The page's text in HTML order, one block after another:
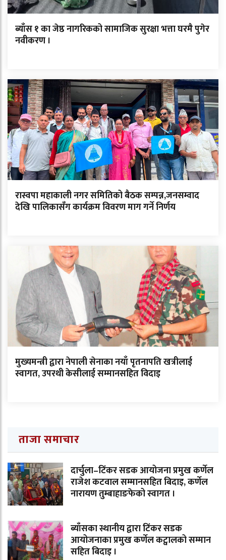
ब्याँस १ का जेष्ठ नागरिकको सामाजिक सुरक्षा भत्ता घरमै पुगेर
नवीकरण ।
रास्वपा महाकाली नगर समितिको बैठक सम्पन्न,जनसम्वाद
देखि पालिकासँग कार्यक्रम विवरण माग गर्ने निर्णय
मुख्यमन्त्री द्वारा नेपाली सेनाका नयाँ पृतनापति खत्रीलाई
स्वागत, उपरथी केसीलाई सम्मानसहित विदाइ
ताजा समाचार
दार्चुला–टिंकर सडक आयोजना प्रमुख कर्णेल
राजेश कटवाल सम्मानसहित बिदाइ, कर्णेल
नारायण तुम्बाहाङफेको स्वागत ।
ब्याँसका स्थानीय द्वारा टिंकर सडक
आयोजनाका प्रमुख कर्णेल कट्वालको सम्मान
सहित बिदाइ ।